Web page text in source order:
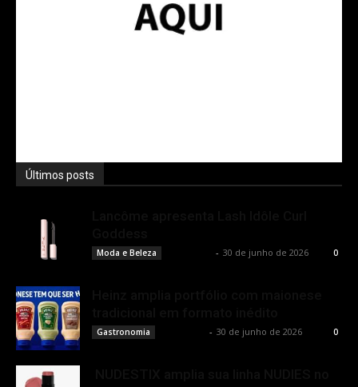
Últimos posts
Moda e Beleza - 30 de junho de 2026 0
Gastronomia - 30 de junho de 2026 0